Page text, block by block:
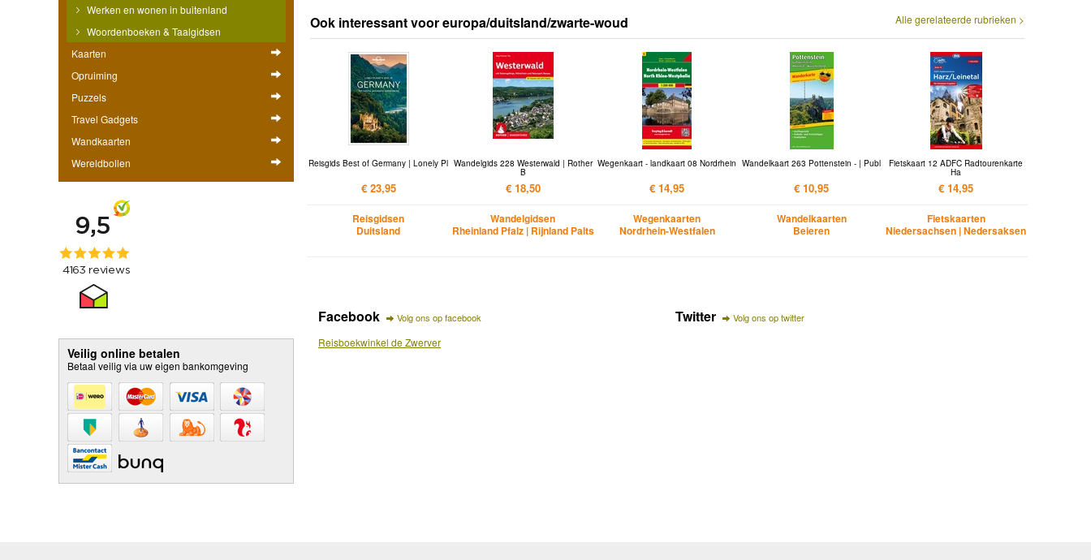
Werken en wonen in buitenland
Woordenboeken & Taalgidsen
Kaarten
Opruiming
Puzzels
Travel Gadgets
Wandkaarten
Wereldbollen
Veilig online betalen
Betaal veilig via uw eigen bankomgeving
Alle gerelateerde rubrieken >
Ook interessant voor europa/duitsland/zwarte-woud
Reisgids Best of Germany | Lonely Pl
€ 23,95
Reisgidsen
Duitsland
Wandelgids 228 Westerwald | Rother
B
€ 18,50
Wandelgidsen
Rheinland Pfalz | Rijnland Palts
Wegenkaart - landkaart 08 Nordrhein
€ 14,95
Wegenkaarten
Nordrhein-Westfalen
Wandelkaart 263 Pottenstein - | Publ
€ 10,95
Wandelkaarten
Beieren
Fietskaart 12 ADFC Radtourenkarte
Ha
€ 14,95
Fietskaarten
Niedersachsen | Nedersaksen
Facebook Volg ons op facebook
Reisboekwinkel de Zwerver
Twitter Volg ons op twitter